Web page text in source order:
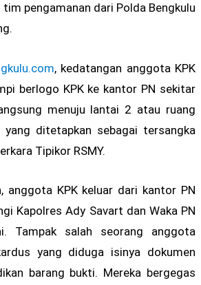
pengamanan dari Polda Bengkulu
, kedatangan anggota KPK
berlogo KPK ke kantor PN sekitar
menuju lantai 2 atau ruang
yang ditetapkan sebagai tersangka
Tipikor RSMY.
anggota KPK keluar dari kantor PN
Kapolres Ady Savart dan Waka PN
Tampak salah seorang anggota
yang diduga isinya dokumen
barang bukti. Mereka bergegas